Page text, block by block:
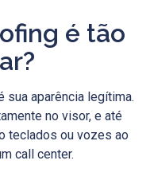
é tão
sua aparência legítima.
no visor, e até
teclados ou vozes ao
call center.